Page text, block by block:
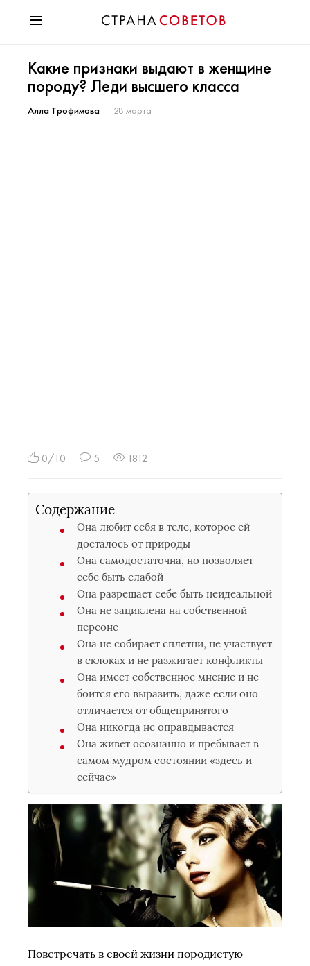
Мода
Звезды
Гороскопы
Какие признаки выдают в женщине
породу? Леди высшего класса
Алла Трофимова 28 марта
0/10 5 1812
Содержание
Она любит себя в теле, которое ей
досталось от природы
Она самодостаточна, но позволяет
себе быть слабой
Она разрешает себе быть неидеальной
Она не зациклена на собственной
персоне
Она не собирает сплетни, не участвует
в склоках и не разжигает конфликты
Она имеет собственное мнение и не
боится его выразить, даже если оно
отличается от общепринятого
Она никогда не оправдывается
Она живет осознанно и пребывает в
самом мудром состоянии «здесь и
сейчас»
Повстречать в своей жизни породистую